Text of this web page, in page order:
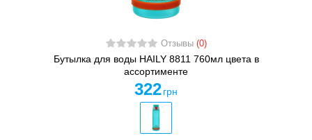
Отзывы (0)
Бутылка для воды HAILY 8811 760мл цвета в
ассортименте
322 грн